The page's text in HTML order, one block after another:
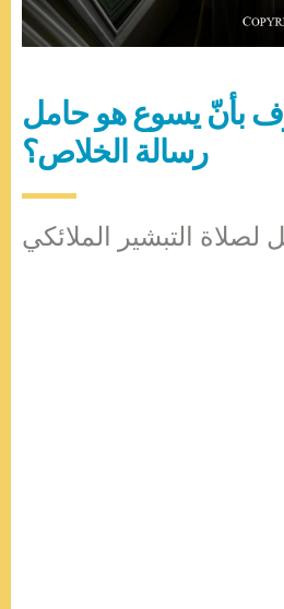
بأنّ يسوع هو حامل
رسالة الخلاص؟
لصلاة التبشير الملائكي